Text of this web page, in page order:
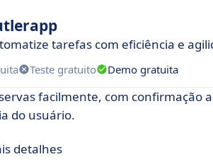
tarefas com eficiência e
Teste gratuito Demo gratuita
facilmente, com
do usuário.
detalhes